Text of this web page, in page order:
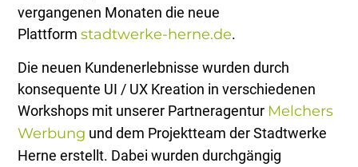
vergangenen Monaten die neue
Plattformstadtwerke-herne.de.
Die neuen Kundenerlebnisse wurden durch
konsequente UI / UX Kreation in verschiedenen
Workshops mit unserer Partneragentur Melchers
Werbung und dem Projektteam der Stadtwerke
Herne erstellt. Dabei wurden durchgängig